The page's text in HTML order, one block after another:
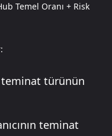
Temel Oranı + Risk
teminat türünün
teminat